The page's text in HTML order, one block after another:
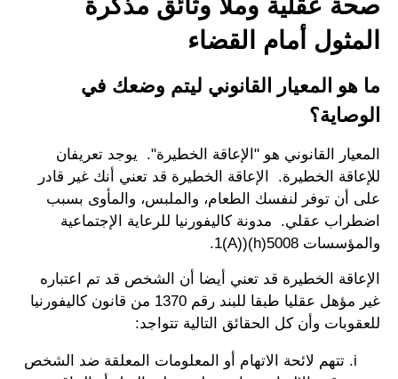
صحة عقلية وملأ وثائق مذكرة
المثول أمام القضاء
ما هو المعيار القانوني ليتم وضعك في
الوصاية؟
المعيار القانوني هو "الإعاقة الخطيرة". يوجد تعريفان
للإعاقة الخطيرة. الإعاقة الخطيرة قد تعني أنك غير قادر
على أن توفر لنفسك الطعام، والملبس، والمأوى بسبب
اضطراب عقلي. مدونة كاليفورنيا للرعاية الإجتماعية
والمؤسسات 5008(h)(1(A).
الإعاقة الخطيرة قد تعني أيضا أن الشخص قد تم اعتباره
غير مؤهل عقليا طبقا للبند رقم 1370 من قانون كاليفورنيا
للعقوبات وأن كل الحقائق التالية تتواجد:
تتهم لائحة الاتهام أو المعلومات المعلقة ضد الشخص